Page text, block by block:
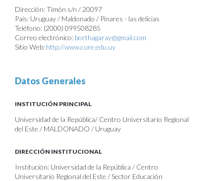
Dirección: Timón s/n / 20097
País: Uruguay / Maldonado / Pinares - las delicias
Teléfono: (2000) 099508285
Correo electrónico: borthagaray@gmail.com
Sitio Web: http://www.cure.edu.uy
Datos Generales
INSTITUCIÓN PRINCIPAL
Universidad de la República/ Centro Universitario Regional
del Este / MALDONADO / Uruguay
DIRECCIÓN INSTITUCIONAL
Institución: Universidad de la República / Centro
Universitario Regional del Este / Sector Educación